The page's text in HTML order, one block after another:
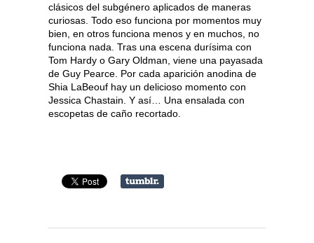
clásicos del subgénero aplicados de maneras
curiosas. Todo eso funciona por momentos muy
bien, en otros funciona menos y en muchos, no
funciona nada. Tras una escena durísima con
Tom Hardy o Gary Oldman, viene una payasada
de Guy Pearce. Por cada aparición anodina de
Shia LaBeouf hay un delicioso momento con
Jessica Chastain. Y así… Una ensalada con
escopetas de caño recortado.